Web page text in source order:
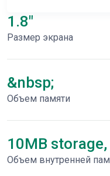
1.8"
Размер экрана
&nbsp;
Объем памяти
10MB
Объем внутренней